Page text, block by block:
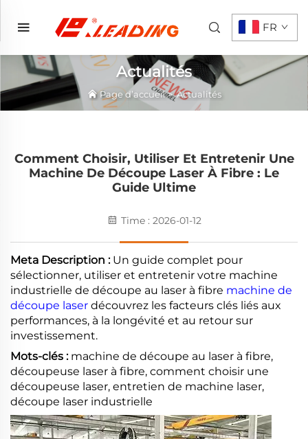
FR
Actualités
Page d’accueil>Actualités
Comment Choisir, Utiliser Et Entretenir Une
Machine De Découpe Laser À Fibre : Le
Guide Ultime
Time : 2026-01-12
Meta Description : Un guide complet pour
sélectionner, utiliser et entretenir votre machine
industrielle de découpe au laser à fibre machine de
découpe laser découvrez les facteurs clés liés aux
performances, à la longévité et au retour sur
investissement.
Mots-clés : machine de découpe au laser à fibre,
découpeuse laser à fibre, comment choisir une
découpeuse laser, entretien de machine laser,
découpe laser industrielle